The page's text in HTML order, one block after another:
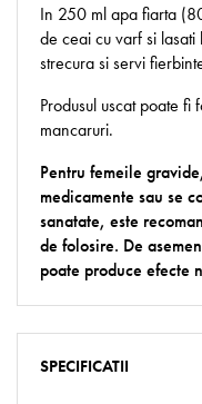
In 250 ml apa fiarta
de ceai cu varf si
strecura si servi
Produsul uscat poate fi
mancaruri.
Pentru femeile
medicamente sau se
sanatate, este
de folosire. De
poate produce efecte
SPECIFICATII